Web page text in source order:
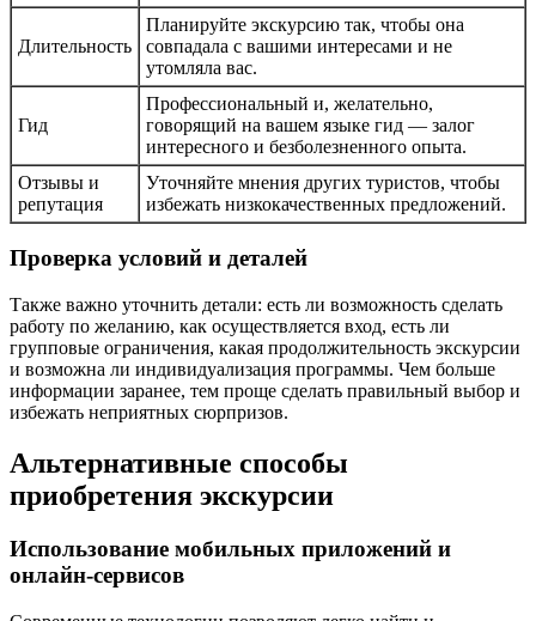
Длительность
Планируйте экскурсию так, чтобы она
совпадала с вашими интересами и не
утомляла вас.
Гид
Профессиональный и, желательно,
говорящий на вашем языке гид — залог
интересного и безболезненного опыта.
Отзывы и
репутация
Уточняйте мнения других туристов, чтобы
избежать низкокачественных предложений.
Проверка условий и деталей
Также важно уточнить детали: есть ли возможность сделать
работу по желанию, как осуществляется вход, есть ли
групповые ограничения, какая продолжительность экскурсии
и возможна ли индивидуализация программы. Чем больше
информации заранее, тем проще сделать правильный выбор и
избежать неприятных сюрпризов.
Альтернативные способы
приобретения экскурсии
Использование мобильных приложений и
онлайн-сервисов